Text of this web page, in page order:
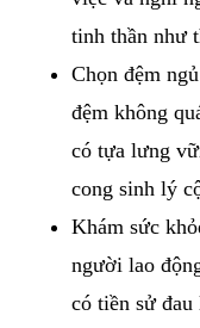
tinh thần như
Chọn đệm
đệm không
có tựa lưng
cong sinh lý
Khám sức
người lao
có tiền sử